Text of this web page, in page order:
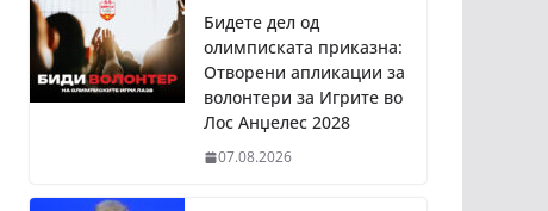
Бидете дел од
олимписката приказна:
Отворени апликации за
волонтери за Игрите во
Лос Анџелес 2028
07.08.2026